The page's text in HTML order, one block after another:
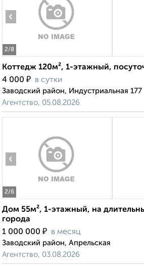
2/8
‹
Коттедж 120м², 1-этажный,
4 000 ₽ в сутки
Заводский район, Индустриальная 177
Агентство, 05.08.2026
2/6
‹
Дом 55м², 1-этажный, на
города
1 000 000 ₽ в месяц
Заводский район, Апрельская
Агентство, 03.08.2026